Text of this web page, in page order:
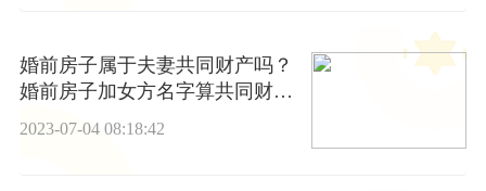
婚前房子属于夫妻共同财产吗？
婚前房子加女方名字算共同财产
2023-07-04 08:18:42